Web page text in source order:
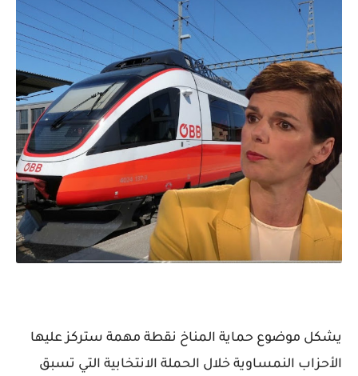
يشكل موضوع حماية المناخ نقطة مهمة ستركز عليها
الأحزاب النمساوية خلال الحملة الانتخابية التي تسبق